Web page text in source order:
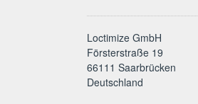
Loctimize GmbH
Försterstraße 19
66111 Saarbrücken
Deutschland